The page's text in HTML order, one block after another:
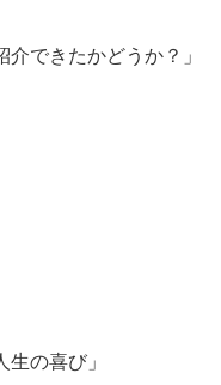
できたかどうか？」
生の喜び」